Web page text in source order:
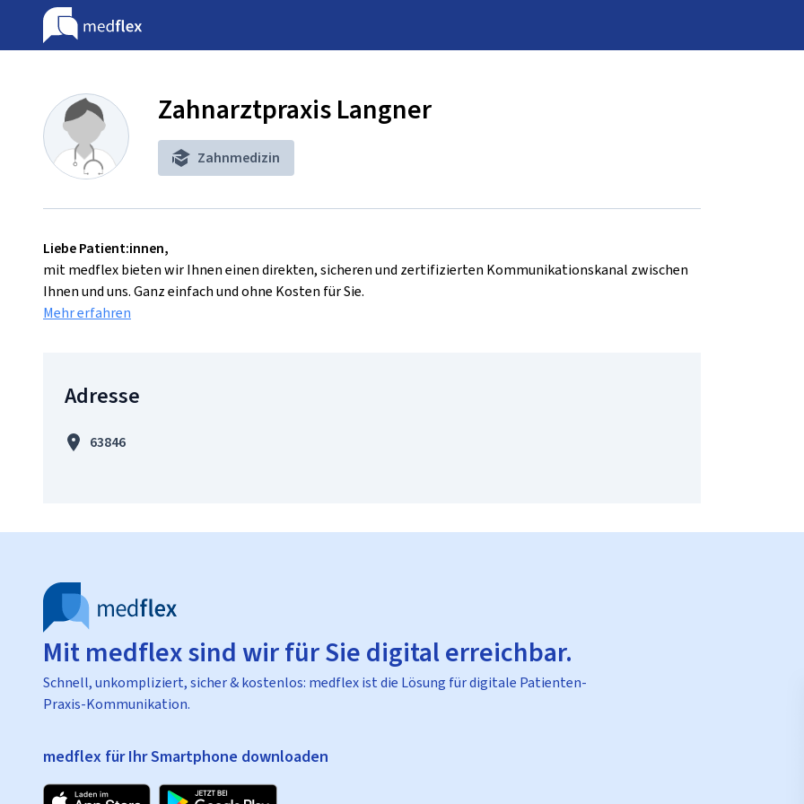
Zahnarztpraxis Langner
Zahnmedizin
Liebe Patient:innen,
mit medflex bieten wir Ihnen einen direkten, sicheren und zertifizierten Kommunikationskanal zwischen
Ihnen und uns. Ganz einfach und ohne Kosten für Sie.
Mehr erfahren
Adresse
63846
Mit medflex sind wir für Sie digital erreichbar.
Schnell, unkompliziert, sicher & kostenlos: medflex ist die Lösung für digitale Patienten-
Praxis-Kommunikation.
medflex für Ihr Smartphone downloaden